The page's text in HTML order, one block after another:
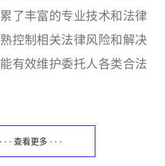
了丰富的专业技术和法律
控制相关法律风险和解决
有效维护委托人各类合法
· · · 查看更多 · · ·